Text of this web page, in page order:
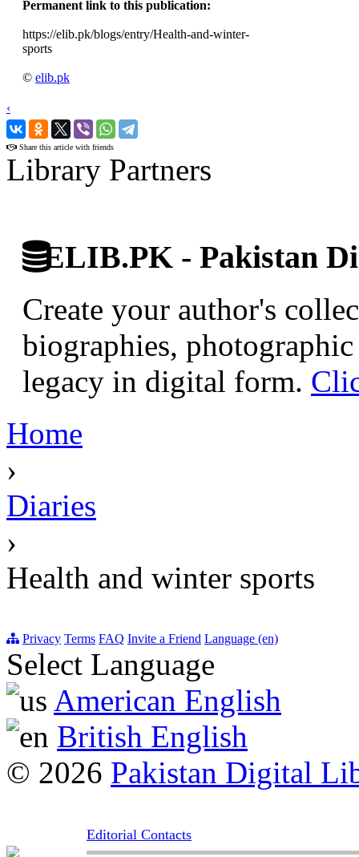
Permanent link to this publication:
https://elib.pk/blogs/entry/Health-and-winter-
sports
© elib.pk
‹
›
Share this article with friends
Library Partners
ELIB.PK - Pakistan
Create your author's
biographies,
legacy in digital form.
Home
›
Diaries
›
Health and winter sports
Privacy Terms FAQ Invite a Friend Language (en)
Select Language
American English
British English
© 2026 Pakistan Digital
Editorial Contacts